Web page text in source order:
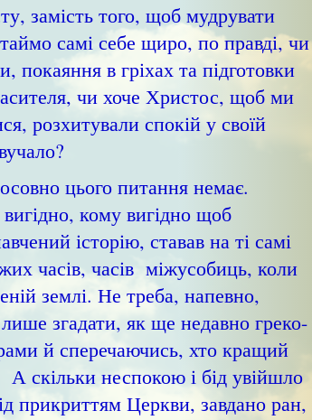
замість того, щоб мудрувати
самі себе щиро, по правді, чи
покаяння в гріхах та підготовки
чи хоче Христос, щоб ми
розхитували спокій у своїй
цього питання немає.
кому вигідно щоб
історію, ставав на ті самі
часів, часів міжусобиць, коли
землі. Не треба, напевно,
згадати, як ще недавно греко-
й сперечаючись, хто кращий
скільки неспокою і бід увійшло
прикриттям Церкви, завдано ран,